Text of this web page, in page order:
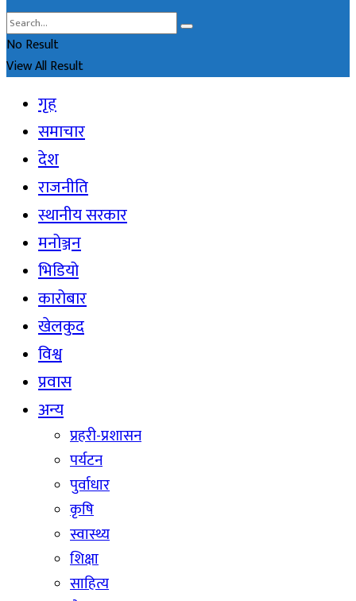
No Result
View All Result
गृह
समाचार
देश
राजनीति
स्थानीय सरकार
मनोञ्जन
भिडियो
कारोबार
खेलकुद
विश्व
प्रवास
अन्य
प्रहरी-प्रशासन
पर्यटन
पुर्वाधार
कृषि
स्वास्थ्य
शिक्षा
साहित्य